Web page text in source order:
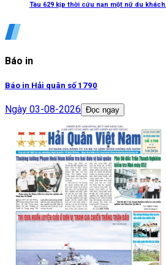
Tàu 629 kịp thời cứu nạn một nữ du
Báo in
Báo in Hải quân số 1790
Ngày 03-08-2026 Đọc ngay